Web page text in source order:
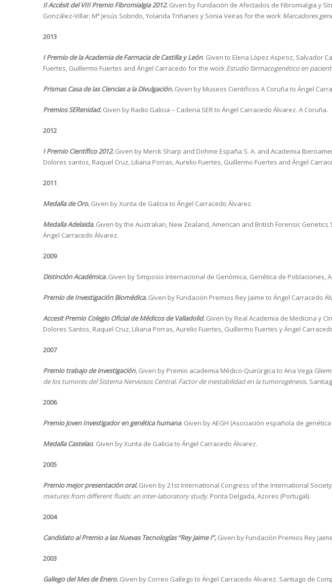
II Accésit del VIII Premio Fibromialgia 2012. Given by Fundación de Afectados de Fibromialgia y
González-Villar, Mª Jesús Sobrido, Yolanda Triñanes y Sonia Veiras for the work Marcadores
2013
I Premio de la Academia de Farmacia de Castilla y León. Given to Elena López Aspiroz, Salvador
Fuertes, Guillermo Fuertes and Ángel Carracedo for the work Estudio farmacogenético en
Prismas Casa de las Ciencias a la Divulgación. Given by Museos Cientificos A Coruña to Ángel
Premios SERenidad. Given by Radio Galicia – Cadena SER to Ángel Carracedo Álvarez. A Coruña.
2012
I Premio Científico 2012. Given by Merck Sharp and Dohme España S. A. and Academia
Dolores santos, Raquel Cruz, Liliana Porras, Aurelio Fuertes, Guillermo Fuertes and Ángel
2011
Medalla de Oro. Given by Xunta de Galicia to Ángel Carracedo Álvarez.
Medalla Adelaida. Given by the Australian, New Zealand, American and British Forensic
Ángel Carracedo Álvarez.
2009
Distinción Académica. Given by Simposio Internacional de Genómica, Genética de Poblaciones,
Premio de Investigación Biomédica. Given by Fundación Premios Rey Jaime to Ángel Carracedo
Accesit Premio Colegio Oficial de Médicos de Valladolid. Given by Real Academia de Medicina y
Dolores Santos, Raquel Cruz, Liliana Porras, Aurelio Fuertes, Guillermo Fuertes y Ángel
2007
Premio trabajo de investigación. Given by Premio academia Médico-Quirúrgica to Ana Vega
de los tumores del Sistema Nerviosos Central. Factor de inestabilidad en la tumorogénesis.
2006
Premio Joven Investigador en genética humana. Given by AEGH (Asociación española de
Medalla Castelao. Given by Xunta de Galicia to Ángel Carracedo Álvarez.
2005
Premio mejor presentación oral. Given by 21st International Congress of the International
mixtures from different fluids: an inter-laboratory study. Ponta Delgada, Azores (Portugal).
2004
Candidato al Premio a las Nuevas Tecnologías “Rey Jaime I”,Given by Fundación Premios Rey
2003
Gallego del Mes de Enero. Given by Correo Gallego to Ángel Carracedo Álvarez. Santiago de